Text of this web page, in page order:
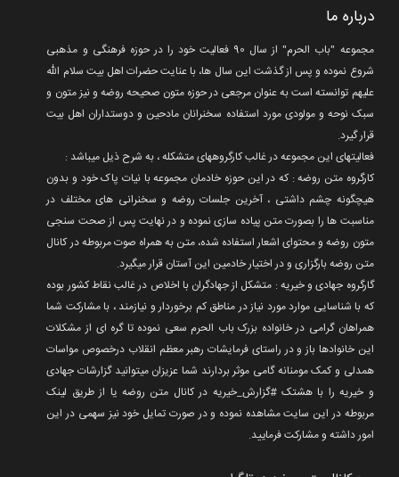
درباره ما
مجموعه "باب الحرم" از سال 90 فعالیت خود را در حوزه فرهنگی و مذهبی
شروع نموده و پس از گذشت این سال ها، با عنایت حضرات اهل بیت سلام الله
علیهم توانسته است به عنوان مرجعی در حوزه متون صحیحه روضه و نیز متون و
سبک نوحه و مولودی مورد استفاده سخنرانان مادحین و دوستداران اهل بیت
قرار گیرد.
فعالیتهای این مجموعه در غالب کارگروههای متشکله ، به شرح ذیل میباشد :
کارگروه متن روضه : که در این حوزه خادمان مجموعه با نیات پاک خود و بدون
هیچگونه چشم داشتی ، آخرین جلسات روضه و سخنرانی های مختلف در
مناسبت ها را بصورت متن پیاده سازی نموده و در نهایت پس از صحت سنجی
متون روضه و محتوای اشعار استفاده شده، متن به همراه صوت مربوطه در کانال
متن روضه بارگزاری و در اختیار خادمین این آستان قرار میگیرد.
گارگروه جهادی و خیریه : متشکل از جهادگران با اخلاص در غالب نقاط کشور بوده
که با شناسایی موارد مورد نیاز در مناطق کم برخوردار و نیازمند ، با مشارکت شما
همراهان گرامی در خانواده بزرک باب الحرم سعی نموده تا گره ای از مشکلات
این خانوادها باز و در راستای فرمایشات رهبر معظم انقلاب درخصوص مواسات
همدلی و کمک مومنانه گامی موثر بردارند شما عزیزان میتوانید گزارشات جهادی
و خیریه را با هشتک #گزارش_خیریه در کانال متن روضه یا از طریق لینک
مربوطه در این سایت مشاهده نموده و در صورت تمایل خود نیز سهمی در این
امور داشته و مشارکت فرمایید.